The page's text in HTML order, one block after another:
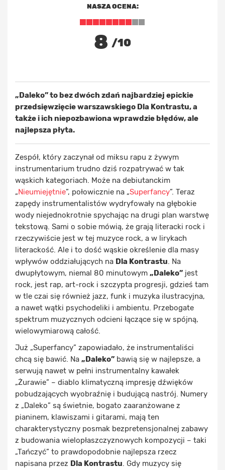
NASZA OCENA:
8 /10
„Daleko” to bez dwóch zdań najbardziej epickie
przedsięwzięcie warszawskiego Dla Kontrastu, a
także i ich niepozbawiona wprawdzie błędów, ale
najlepsza płyta.
Zespół, który zaczynał od miksu rapu z żywym
instrumentarium trudno dziś rozpatrywać w tak
wąskich kategoriach. Może na debiutanckim
„Nieumiejętnie”, połowicznie na „Superfancy”. Teraz
zapędy instrumentalistów wydryfowały na głębokie
wody niejednokrotnie spychając na drugi plan warstwę
tekstową. Sami o sobie mówią, że grają literacki rock i
rzeczywiście jest w tej muzyce rock, a w lirykach
literackość. Ale i to dość wąskie określenie dla masy
wpływów oddziałujących na Dla Kontrastu. Na
dwupłytowym, niemal 80 minutowym „Daleko” jest
rock, jest rap, art-rock i szczypta progresji, gdzieś tam
w tle czai się również jazz, funk i muzyka ilustracyjna,
a nawet wątki psychodeliki i ambientu. Przebogate
spektrum muzycznych odcieni łączące się w spójną,
wielowymiarową całość.
Już „Superfancy” zapowiadało, że instrumentaliści
chcą się bawić. Na „Daleko” bawią się w najlepsze, a
serwują nawet w pełni instrumentalny kawałek
„Żurawie” – diablo klimatyczną impresję dźwięków
pobudzających wyobraźnię i budującą nastrój. Numery
z „Daleko” są świetnie, bogato zaaranżowane z
pianinem, klawiszami i gitarami, mają ten
charakterystyczny posmak bezpretensjonalnej zabawy
z budowania wielopłaszczyznowych kompozycji – taki
„Tańczyć” to prawdopodobnie najlepsza rzecz
napisana przez Dla Kontrastu. Gdy muzycy się